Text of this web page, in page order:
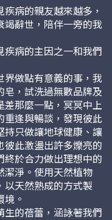
病的親友越來越多，
竭辭世，陪伴一旁的我
病的主因之一和我們
界做點有意義的事，我
，試洗過無數品牌及
那麼一點，冥冥中上
逢與暢談，發現彼此
持只做讓地球健康、讓
此激盪出許多爍亮的
終於合力做出理想中的
潔淨。使用天然植物
以天然熟成的方式製
。
的蓓蕾，涵詠著我們